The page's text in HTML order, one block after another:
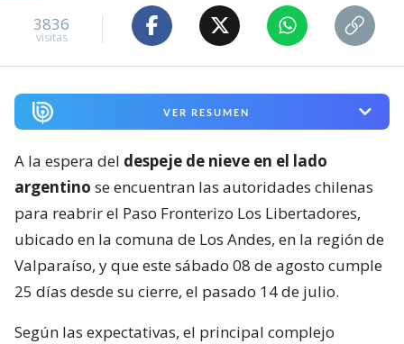
3836
visitas
VER RESUMEN
A la espera del despeje de nieve en el lado
argentino se encuentran las autoridades chilenas
para reabrir el Paso Fronterizo Los Libertadores,
ubicado en la comuna de Los Andes, en la región de
Valparaíso, y que este sábado 08 de agosto cumple
25 días desde su cierre, el pasado 14 de julio.
Según las expectativas, el principal complejo